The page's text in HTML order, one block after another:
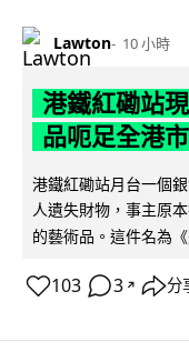
Lawton 10 小時
港鐵紅磡站
品呃足全港
港鐵紅磡站月台一個
人遺失財物，事主原
的藝術品。這件名為
103 3 ↗ 分